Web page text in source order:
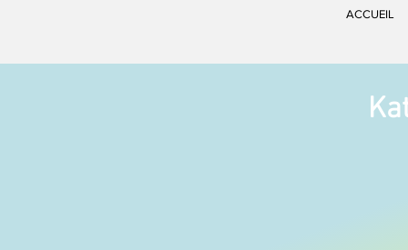
ACCUEIL